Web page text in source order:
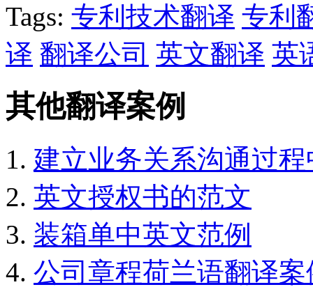
Tags: 专利技术翻译 专利
译 翻译公司 英文翻译 英
其他翻译案例
建立业务关系沟通过
英文授权书的范文
装箱单中英文范例
公司章程荷兰语翻译